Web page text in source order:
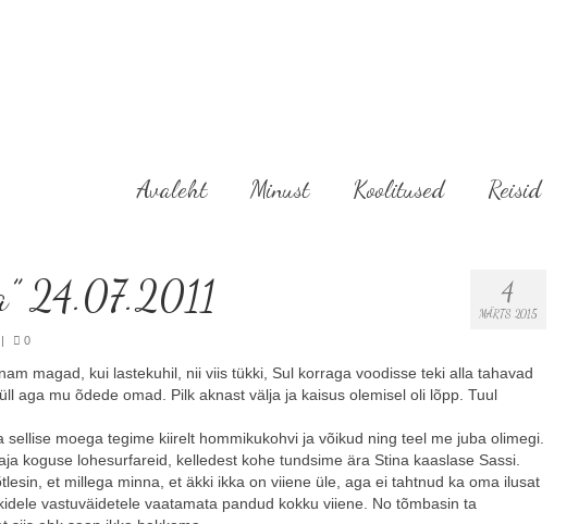
Avaleht Minust Koolitused Reisid
4
MÄRTS 2015
24.07.2011
| 0
magad, kui lastekuhil, nii viis tükki, Sul korraga voodisse teki alla tahavad
aga mu õdede omad. Pilk aknast välja ja kaisus olemisel oli lõpp. Tuul
moega tegime kiirelt hommikukohvi ja võikud ning teel me juba olimegi.
koguse lohesurfareid, kelledest kohe tundsime ära Stina kaaslase Sassi.
et millega minna, et äkki ikka on viiene üle, aga ei tahtnud ka oma ilusat
vastuväidetele vaatamata pandud kokku viiene. No tõmbasin ta